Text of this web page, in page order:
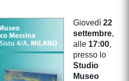
Giovedì 22
settembre,
alle 17:00,
presso lo
Studio
Museo